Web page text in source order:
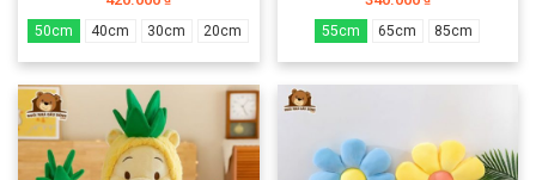
50cm 40cm 30cm 20cm 55cm 65cm 85cm